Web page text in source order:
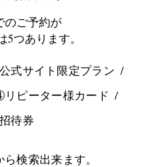
のご予約が
つあります。
式サイト限定プラン
ピーター様カード
待券
検索出来ます。